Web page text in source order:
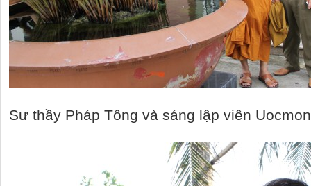
Sư thầy Pháp Tông và sáng lập viên